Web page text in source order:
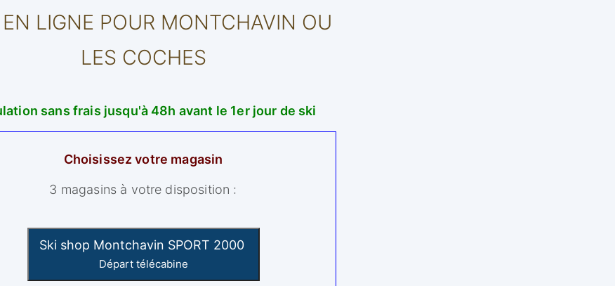
EN LIGNE POUR MONTCHAVIN OU
LES COCHES
sans frais jusqu'à 48h avant le 1er jour de ski
Choisissez votre magasin
3 magasins à votre disposition :
Ski shop Montchavin SPORT 2000
Départ télécabine